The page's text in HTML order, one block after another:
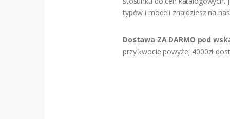
typów i modeli znajdziesz na
Dostawa ZA DARMO pod
przy kwocie powyżej 4000zł